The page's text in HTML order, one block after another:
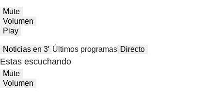
Mute
Volumen
Play
Noticias en 3′ Últimos programas Directo
Estas escuchando
Mute
Volumen